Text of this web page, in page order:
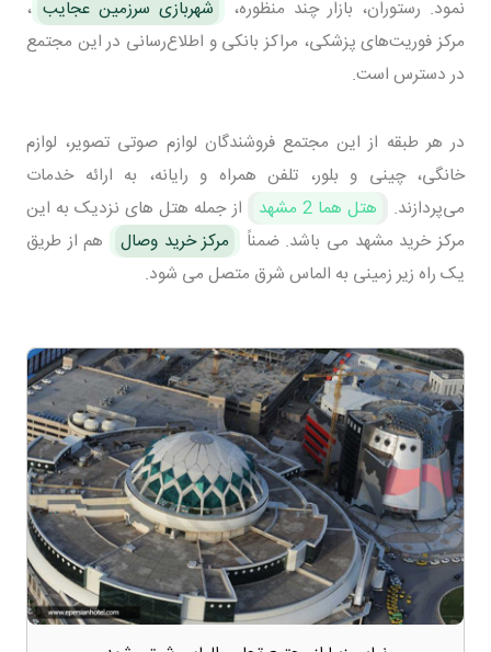
نمود. رستوران، بازار چند منظوره، شهربازی سرزمین عجایب ،
مرکز فوریت‌های پزشکی، مراکز بانکی و اطلاع‌رسانی در این مجتمع
در دسترس است.
در هر طبقه از این مجتمع فروشندگان لوازم صوتی تصویر، لوازم
خانگی، چینی و بلور، تلفن همراه و رایانه، به ارائه خدمات
می‌پردازند.
هتل هما 2 مشهد
از جمله هتل های نزدیک به این
مرکز خرید مشهد می باشد. ضمناً
مرکز خرید وصال
هم از طریق
یک راه زیر زمینی به الماس شرق متصل می شود.